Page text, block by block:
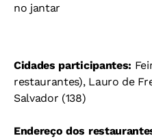
no jantar
Cidades participantes:
restaurantes), Lauro de
Salvador (138)
Endereço dos